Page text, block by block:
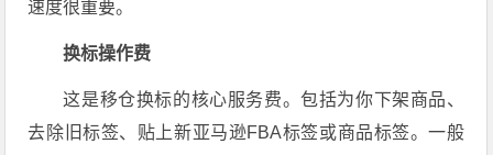
速度很重要。
换标操作费
这是移仓换标的核心服务费。包括为你下架商品、
去除旧标签、贴上新亚马逊FBA标签或商品标签。一般